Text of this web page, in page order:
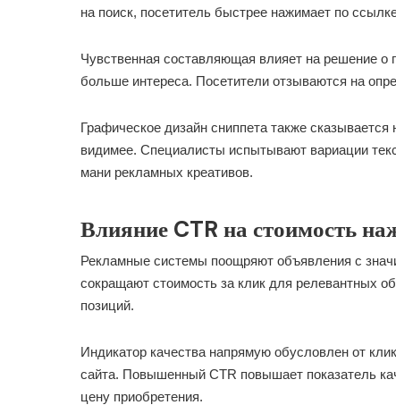
на поиск, посетитель быстрее нажимает по
Чувственная составляющая влияет на решение о
больше интереса. Посетители отзываются на
Графическое дизайн сниппета также
видимее. Специалисты испытывают вариации
мани рекламных креативов.
Влияние CTR на стоимость
Рекламные системы поощряют объявления с
сокращают стоимость за клик для релевантных
позиций.
Индикатор качества напрямую обусловлен от
сайта. Повышенный CTR повышает показатель
цену приобретения.